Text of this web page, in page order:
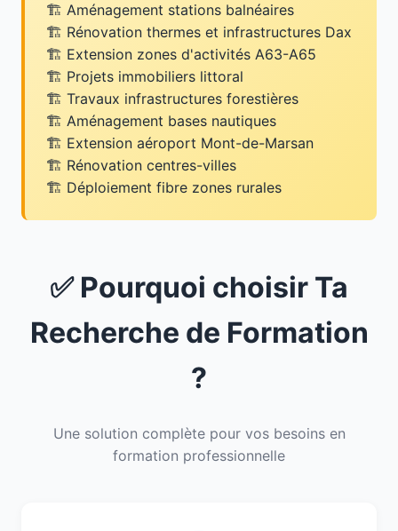
Aménagement stations balnéaires
Rénovation thermes et infrastructures Dax
Extension zones d'activités A63-A65
Projets immobiliers littoral
Travaux infrastructures forestières
Aménagement bases nautiques
Extension aéroport Mont-de-Marsan
Rénovation centres-villes
Déploiement fibre zones rurales
✅ Pourquoi choisir Ta
Recherche de Formation
?
Une solution complète pour vos besoins en
formation professionnelle